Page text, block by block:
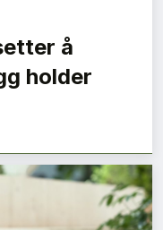
å
holder